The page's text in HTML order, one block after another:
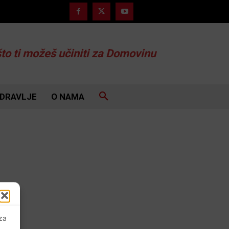
ti možeš učiniti za Domovinu
O NAMA